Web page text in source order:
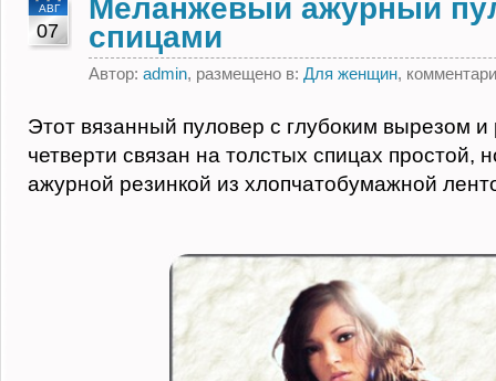
АВГ
07
Меланжевый ажурный
спицами
Автор: admin, размещено в: Для женщин,
Этот вязанный пуловер с глубоким вырезом и
четверти связан на толстых спицах простой,
ажурной резинкой из хлопчатобумажной